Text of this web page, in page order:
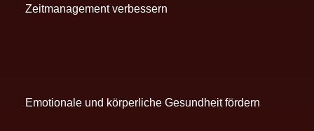
Zeitmanagement verbessern
Emotionale und körperliche Gesundheit fördern